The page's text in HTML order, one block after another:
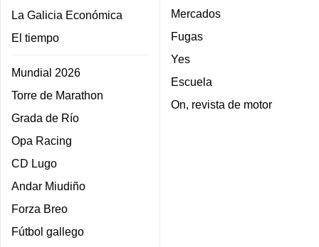
La Galicia Económica
El tiempo
Mundial 2026
Torre de Marathon
Grada de Río
Opa Racing
CD Lugo
Andar Miudiño
Forza Breo
Fútbol gallego
Mercados
Fugas
Yes
Escuela
On, revista de motor